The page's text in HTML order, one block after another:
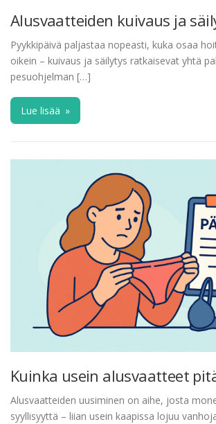
Alusvaatteiden kuivaus ja
Pyykkipäivä paljastaa nopeasti, kuka osaa
oikein – kuivaus ja säilytys ratkaisevat yhtä
pesuohjelman […]
Lue lisää »
Kuinka usein alusvaatteet
Alusvaatteiden uusiminen on aihe, josta
syyllisyyttä – liian usein kaapissa lojuu